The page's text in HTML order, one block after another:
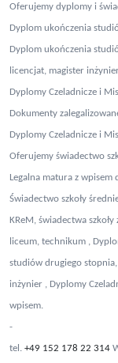
Oferujemy dyplomy i
Dyplom ukończenia
Dyplom ukończenia
licencjat, magister
Dyplomy Czeladnicze i
Dokumenty
Dyplomy Czeladnicze i
Oferujemy świadectwo
Legalna matura z wpisem
Świadectwo szkoły
KReM, świadectwa
liceum, technikum ,
studiów drugiego
inżynier , Dyplomy
wpisem.
-
tel. +49 152 178 22 314